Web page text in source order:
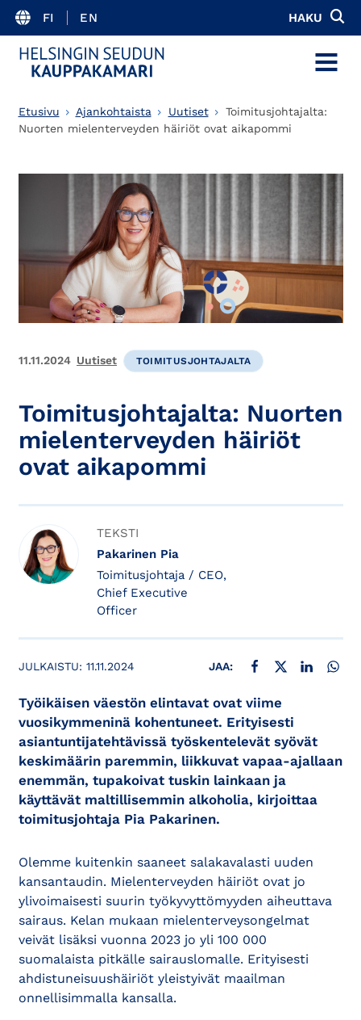
FI EN HAKU
MENU
Etusivu Ajankohtaista Uutiset
Toimitusjohtajalta:
Nuorten mielenterveyden häiriöt ovat aikapommi
11.11.2024 Uutiset TOIMITUSJOHTAJALTA
Toimitusjohtajalta: Nuorten
mielenterveyden häiriöt
ovat aikapommi
TEKSTI
Pakarinen Pia
Toimitusjohtaja / CEO,
Chief Executive
Officer
JULKAISTU: 11.11.2024 JAA: JAA FACEBOOKISSA
JAA X:SSÄ JAA
Työikäisen väestön elintavat ovat viime
vuosikymmeninä kohentuneet. Erityisesti
asiantuntijatehtävissä työskentelevät syövät
keskimäärin paremmin, liikkuvat vapaa-ajallaan
enemmän, tupakoivat tuskin lainkaan ja
käyttävät maltillisemmin alkoholia, kirjoittaa
toimitusjohtaja Pia Pakarinen.
Olemme kuitenkin saaneet salakavalasti uuden
kansantaudin. Mielenterveyden häiriöt ovat jo
ylivoimaisesti suurin työkyvyttömyyden aiheuttava
sairaus. Kelan mukaan mielenterveysongelmat
veivät lisäksi vuonna 2023 jo yli 100 000
suomalaista pitkälle sairauslomalle. Erityisesti
ahdistuneisuushäiriöt yleistyivät maailman
onnellisimmalla kansalla.